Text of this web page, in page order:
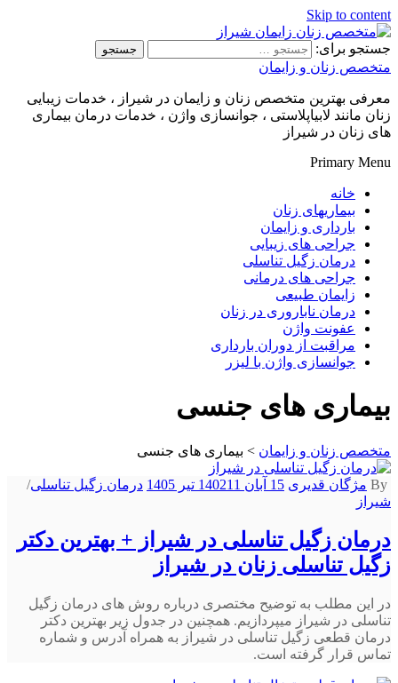
Skip to content
جستجو برای:
متخصص زنان و زایمان
معرفی بهترین متخصص زنان و زایمان در شیراز ، خدمات زیبایی
زنان مانند لابیاپلاستی ، جوانسازی واژن ، خدمات درمان بیماری
های زنان در شیراز
Primary Menu
خانه
بیماریهای زنان
بارداری و زایمان
جراحی های زیبایی
درمان زگیل تناسلی
جراحی های درمانی
زایمان طبیعی
درمان ناباروری در زنان
عفونت واژن
مراقبت از دوران بارداری
جوانسازی واژن با لیزر
بیماری های جنسی
متخصص زنان و زایمان > بیماری های جنسی
مژگان قدیری 15 آبان 1402 11 تیر 1405 درمان زگیل تناسلی/
شیراز
درمان زگیل تناسلی در شیراز + بهترین دکتر
زگیل تناسلی زنان در شیراز
در این مطلب به توضیح مختصری درباره روش های درمان زگیل
تناسلی در شیراز میپردازیم. همچنین در جدول زیر بهترین دکتر
درمان قطعی زگیل تناسلی در شیراز به همراه آدرس و شماره
تماس قرار گرفته است.